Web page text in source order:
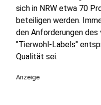
sich in NRW etwa 70
beteiligen werden.
den Anforderungen
"Tierwohl-Labels"
Qualität sei.
Anzeige